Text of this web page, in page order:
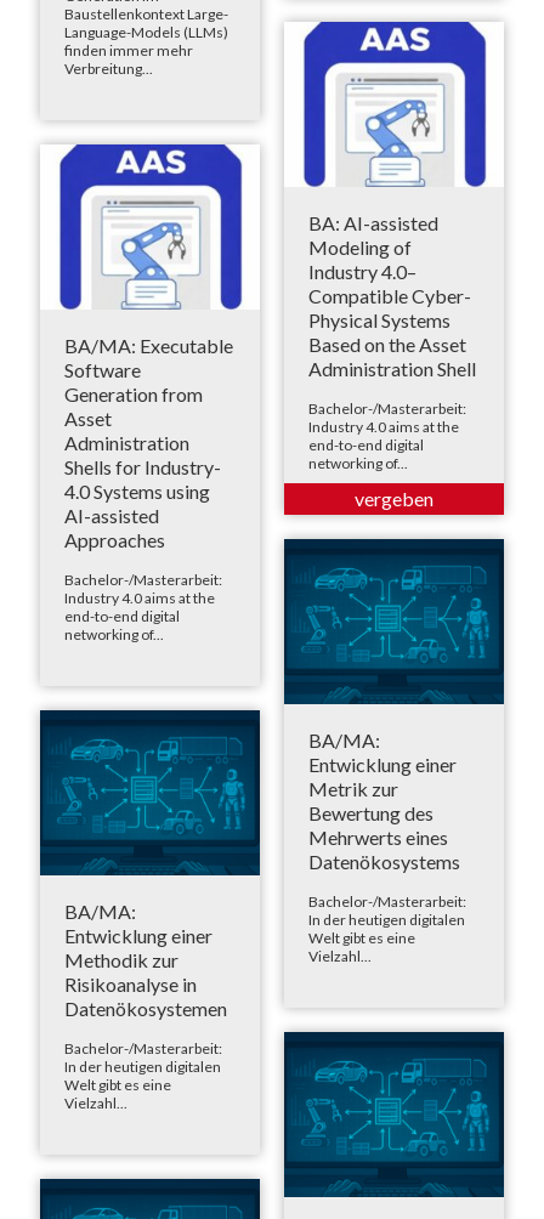
Baustellenkontext Large-
Language-Models (LLMs)
finden immer mehr
Verbreitung...
BA: AI-assisted
Modeling of
Industry 4.0–
Compatible Cyber-
Physical Systems
Based on the Asset
Administration Shell
Bachelor-/Masterarbeit:
Industry 4.0 aims at the
end-to-end digital
networking of...
BA/MA: Executable
Software
Generation from
Asset
Administration
Shells for Industry-
4.0 Systems using
AI-assisted
Approaches
Bachelor-/Masterarbeit:
Industry 4.0 aims at the
end-to-end digital
networking of...
BA/MA:
Entwicklung einer
Metrik zur
Bewertung des
Mehrwerts eines
Datenökosystems
Bachelor-/Masterarbeit:
In der heutigen digitalen
Welt gibt es eine
Vielzahl...
BA/MA:
Entwicklung einer
Methodik zur
Risikoanalyse in
Datenökosystemen
Bachelor-/Masterarbeit:
In der heutigen digitalen
Welt gibt es eine
Vielzahl...